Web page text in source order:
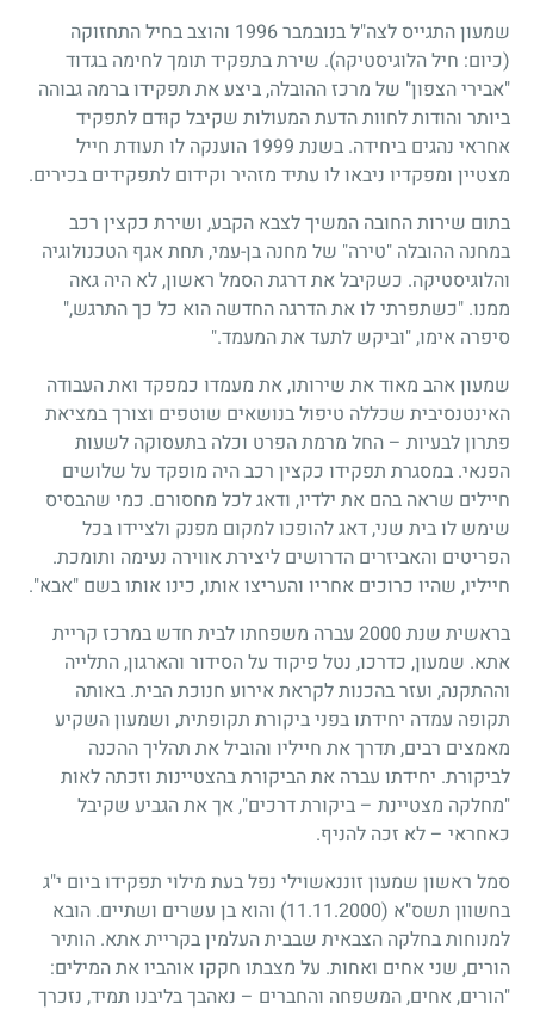
שמעון התגייס לצה"ל בנובמבר 1996 והוצב בחיל התחזוקה
(כיום: חיל הלוגיסטיקה). שירת בתפקיד תומך לחימה בגדוד
"אבירי הצפון" של מרכז ההובלה, ביצע את תפקידו ברמה גבוהה
ביותר והודות לחוות הדעת המעולות שקיבל קוּדם לתפקיד
אחראי נהגים ביחידה. בשנת 1999 הוענקה לו תעודת חייל
מצטיין ומפקדיו ניבאו לו עתיד מזהיר וקידום לתפקידים בכירים.
בתום שירות החובה המשיך לצבא הקבע, ושירת כקצין רכב
במחנה ההובלה "טירה" של מחנה בן-עמי, תחת אגף הטכנולוגיה
והלוגיסטיקה. כשקיבל את דרגת הסמל ראשון, לא היה גאה
ממנו. "כשתפרתי לו את הדרגה החדשה הוא כל כך התרגש,"
סיפרה אימו, "וביקש לתעד את המעמד."
שמעון אהב מאוד את שירותו, את מעמדו כמפקד ואת העבודה
האינטנסיבית שכללה טיפול בנושאים שוטפים וצורך במציאת
פתרון לבעיות – החל מרמת הפרט וכלה בתעסוקה לשעות
הפנאי. במסגרת תפקידו כקצין רכב היה מופקד על שלושים
חיילים שראה בהם את ילדיו, ודאג לכל מחסורם. כמי שהבסיס
שימש לו בית שני, דאג להופכו למקום מפנק ולציידו בכל
הפריטים והאביזרים הדרושים ליצירת אווירה נעימה ותומכת.
חייליו, שהיו כרוכים אחריו והעריצו אותו, כינו אותו בשם "אבא".
בראשית שנת 2000 עברה משפחתו לבית חדש במרכז קריית
אתא. שמעון, כדרכו, נטל פיקוד על הסידור והארגון, התלייה
וההתקנה, ועזר בהכנות לקראת אירוע חנוכת הבית. באותה
תקופה עמדה יחידתו בפני ביקורת תקופתית, ושמעון השקיע
מאמצים רבים, תדרך את חייליו והוביל את תהליך ההכנה
לביקורת. יחידתו עברה את הביקורת בהצטיינות וזכתה לאות
"מחלקה מצטיינת – ביקורת דרכים", אך את הגביע שקיבל
כאחראי – לא זכה להניף.
סמל ראשון שמעון זוננאשוילי נפל בעת מילוי תפקידו ביום י"ג
בחשוון תשס"א (11.11.2000)
והוא בן עשרים ושתיים. הובא
למנוחות בחלקה הצבאית שבבית העלמין בקריית אתא. הותיר
הורים, שני אחים ואחות. על מצבתו חקקו אוהביו את המילים:
"הורים, אחים, המשפחה והחברים – נאהבך בליבנו תמיד, נזכרך